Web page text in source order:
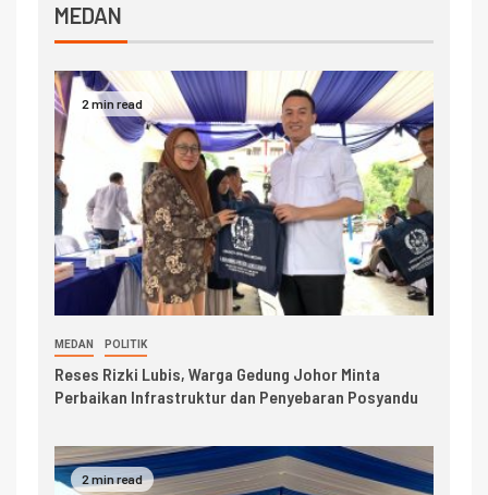
MEDAN
2 min read
MEDAN POLITIK
Reses Rizki Lubis, Warga Gedung Johor Minta
Perbaikan Infrastruktur dan Penyebaran Posyandu
2 min read